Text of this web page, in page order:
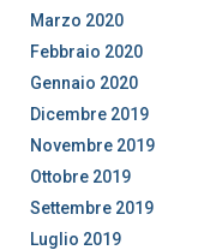
Marzo 2020
Febbraio 2020
Gennaio 2020
Dicembre 2019
Novembre 2019
Ottobre 2019
Settembre 2019
Luglio 2019